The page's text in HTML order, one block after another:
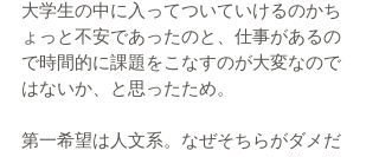
大学生の中に入ってついていけるのかち
ょっと不安であったのと、仕事があるの
で時間的に課題をこなすのが大変なので
はないか、と思ったため。
第一希望は人文系。なぜそちらがダメだ